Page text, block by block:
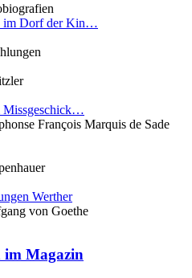
im Dorf der Kin…
Missgeschick…
François Marquis de Sade
Werther
von Goethe
im Magazin